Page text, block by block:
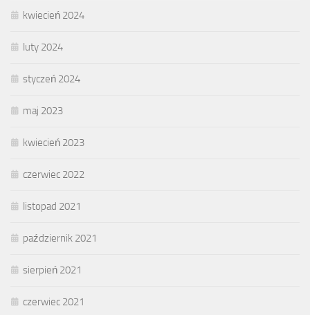
kwiecień 2024
luty 2024
styczeń 2024
maj 2023
kwiecień 2023
czerwiec 2022
listopad 2021
październik 2021
sierpień 2021
czerwiec 2021